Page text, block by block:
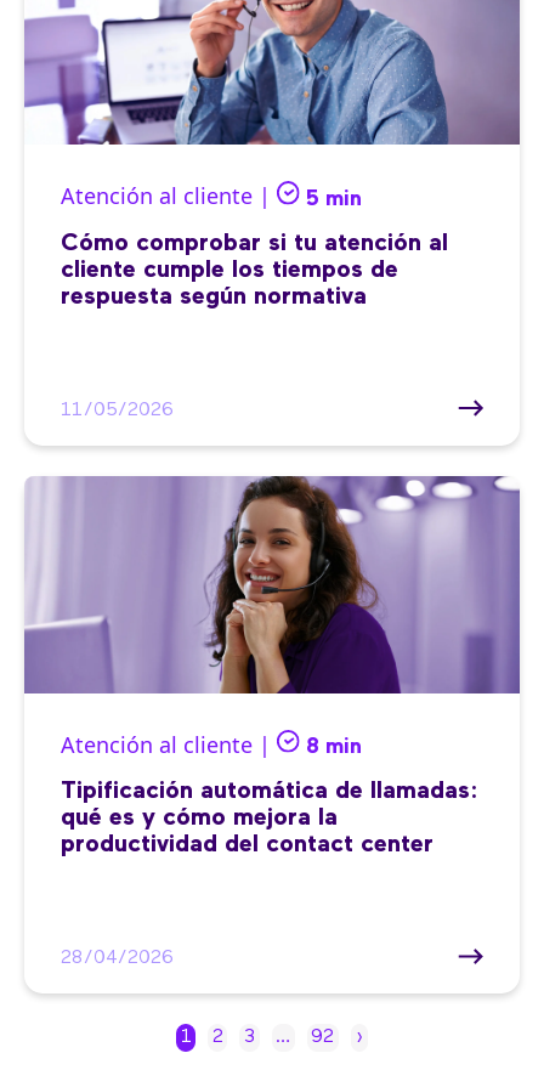
Atención al cliente | 5 min
Cómo comprobar si tu atención al
cliente cumple los tiempos de
respuesta según normativa
11/05/2026
Atención al cliente | 8 min
Tipificación automática de llamadas:
qué es y cómo mejora la
productividad del contact center
28/04/2026
1 2 3 … 92 ›